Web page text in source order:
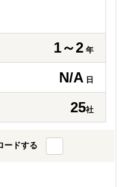
1～2 年
N/A 日
25社
ードする